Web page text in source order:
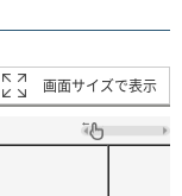
画面サイズで表示